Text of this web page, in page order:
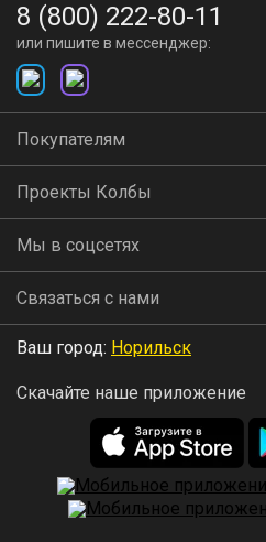
8 (800) 222-80-11
или пишите в мессенджер:
Покупателям
Проекты Колбы
Мы в соцсетях
Связаться с нами
Ваш город: Норильск
Скачайте наше приложение